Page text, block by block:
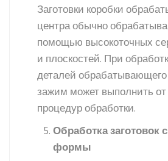
Заготовки коробки
центра обычно
помощью высокоточных
и плоскостей. При
деталей
зажим может выполнить от
процедур обработки.
Обработка заготовок
формы